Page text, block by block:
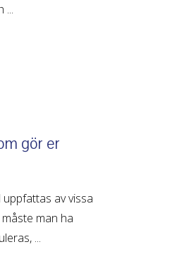
...
gör er
av vissa
man ha
...